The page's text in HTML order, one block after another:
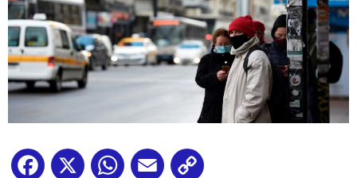
Facebook
X WhatsApp
Email